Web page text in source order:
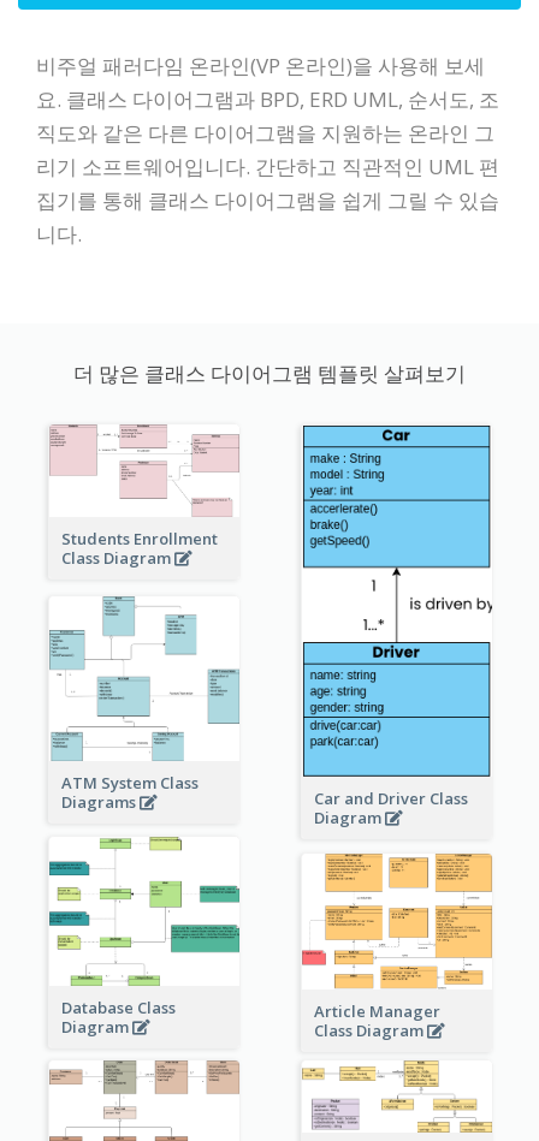
비주얼 패러다임 온라인(VP 온라인)을 사용해 보세
요. 클래스 다이어그램과 BPD, ERD UML, 순서도, 조
직도와 같은 다른 다이어그램을 지원하는 온라인 그
리기 소프트웨어입니다. 간단하고 직관적인 UML 편
집기를 통해 클래스 다이어그램을 쉽게 그릴 수 있습
니다.
더 많은 클래스 다이어그램 템플릿 살펴보기
Students Enrollment
Class Diagram
Car and Driver Class
Diagram
ATM System Class
Diagrams
Database Class
Diagram
Article Manager
Class Diagram